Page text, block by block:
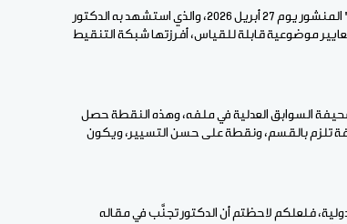
كما قلتُ في مقالي: " توضيحات بخصوص مسار انتقاء أعضاء مجلس السلطة" المنشور يوم 27 أبريل 2026، والذي استشهد به الدكتور
موضوعية قابلة للقياس، أفرزتها شبكة التنقيط
السوابق العدلية في ملفه، وهذه النقطة حصل
تلزم بالقسم، ونقطة على حسن التسيير، ويكون
فلعلكم لاحظتم أن الدكتور تجنَّب في مقاله